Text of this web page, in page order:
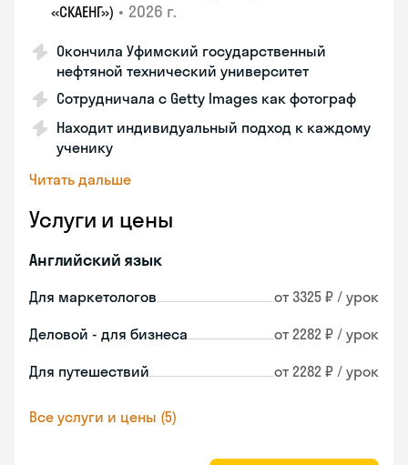
«СКАЕНГ») • 2026 г.
Окончила Уфимский государственный
нефтяной технический университет
Сотрудничала с Getty Images как фотограф
Находит индивидуальный подход к каждому
ученику
Читать дальше
Услуги и цены
Английский язык
Для маркетологов от 3325 ₽ / урок
Деловой - для бизнеса от 2282 ₽ / урок
Для путешествий от 2282 ₽ / урок
Все услуги и цены (5)